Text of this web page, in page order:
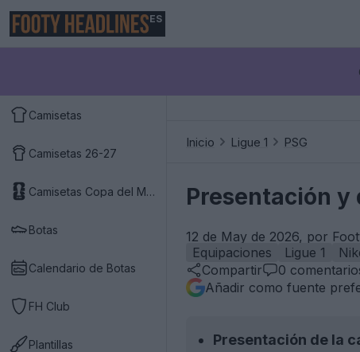
ES
Camisetas
Camisetas 26-27
Camisetas Copa del Mundo 2026
Botas
Calendario de Botas
FH Club
Plantillas
Inicio Ligue 1 PSG
Presentación y
12 de May de 2026, por
Equipaciones
Ligue 1
Compartir
0
Añadir como fuente
Presentación de la